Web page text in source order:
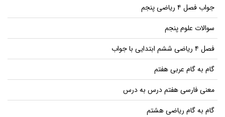
جواب فصل ۴ ریاضی پنجم
سوالات علوم پنجم
فصل ۴ ریاضی ششم ابتدایی با جواب
گام به گام عربی هفتم
معنی فارسی هفتم درس به درس
گام به گام ریاضی هشتم